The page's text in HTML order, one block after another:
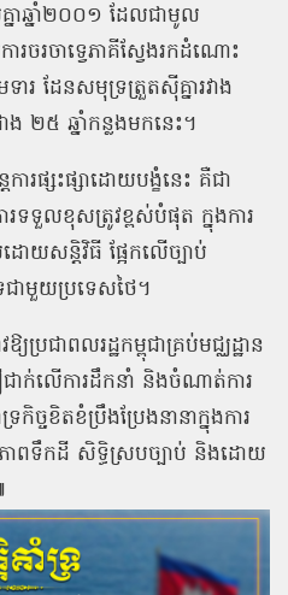
ាឆ្នាំ២០០១ ដែលជាមូល
រចរចាទ្វេភាគីស្វែងរកដំណោះ
រ ដែនសមុទ្រត្រួតស៊ីគ្នារវាង
២៥ ឆ្នាំកន្លងមកនេះ។
ារផ្សះផ្សាដោយបង្ខំនេះ គឺជា
ទទួលខុសត្រូវខ្ពស់បំផុត ក្នុងការ
យសន្តិវិធី ផ្អែកលើច្បាប់
ទជាមួយប្រទេសថៃ។
ប្រជាពលរដ្ឋកម្ពុជាគ្រប់មជ្ឈដ្ឋាន
ជាក់លើការដឹកនាំ និងចំណាត់ការ
កិច្ចខិតខំប្រឹងប្រែងនានាក្នុងការ
ាពទឹកដី សិទ្ធិស្របច្បាប់ និងដោយ